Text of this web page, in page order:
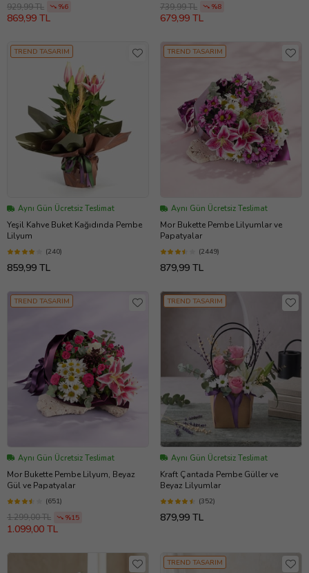
929,99 TL %6
869,99 TL
739,99 TL %8
679,99 TL
TREND TASARIM
Aynı Gün Ücretsiz Teslimat
Yeşil Kahve Buket Kağıdında Pembe
Lilyum
(240)
859,99 TL
TREND TASARIM
Aynı Gün Ücretsiz Teslimat
Mor Bukette Pembe Lilyumlar ve
Papatyalar
(2449)
879,99 TL
TREND TASARIM
Aynı Gün Ücretsiz Teslimat
Mor Bukette Pembe Lilyum, Beyaz
Gül ve Papatyalar
(651)
1.299,00 TL %15
1.099,00 TL
TREND TASARIM
Aynı Gün Ücretsiz Teslimat
Kraft Çantada Pembe Güller ve
Beyaz Lilyumlar
(352)
879,99 TL
TREND TASARIM